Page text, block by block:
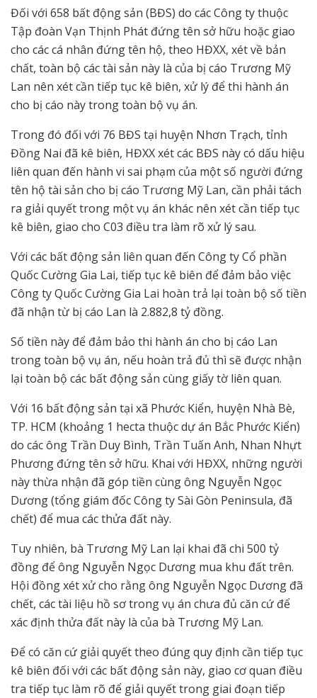
Đối với 658 bất động sản (BĐS) do các Công ty thuộc
Tập đoàn Vạn Thịnh Phát đứng tên sở hữu hoặc giao
cho các cá nhân đứng tên hộ, theo HĐXX, xét về bản
chất, toàn bộ các tài sản này là của bị cáo Trương Mỹ
Lan nên xét cần tiếp tục kê biên, xử lý để thi hành án
cho bị cáo này trong toàn bộ vụ án.
Trong đó đối với 76 BĐS tại huyện Nhơn Trạch, tỉnh
Đồng Nai đã kê biên, HĐXX xét các BĐS này có dấu hiệu
liên quan đến hành vi sai phạm của một số người đứng
tên hộ tài sản cho bị cáo Trương Mỹ Lan, cần phải tách
ra giải quyết trong một vụ án khác nên xét cần tiếp tục
kê biên, giao cho C03 điều tra làm rõ xử lý sau.
Với các bất động sản liên quan đến Công ty Cổ phần
Quốc Cường Gia Lai, tiếp tục kê biên để đảm bảo việc
Công ty Quốc Cường Gia Lai hoàn trả lại toàn bộ số tiền
đã nhận từ bị cáo Lan là 2.882,8 tỷ đồng.
Số tiền này để đảm bảo thi hành án cho bị cáo Lan
trong toàn bộ vụ án, nếu hoàn trả đủ thì sẽ được nhận
lại toàn bộ các bất động sản cùng giấy tờ liên quan.
Với 16 bất động sản tại xã Phước Kiển, huyện Nhà Bè,
TP. HCM (khoảng 1 hecta thuộc dự án Bắc Phước Kiển)
do các ông Trần Duy Bình, Trần Tuấn Anh, Nhan Nhựt
Phương đứng tên sở hữu. Khai với HĐXX, những người
này thừa nhận đã góp tiền cùng ông Nguyễn Ngọc
Dương (tổng giám đốc Công ty Sài Gòn Peninsula, đã
chết) để mua các thửa đất này.
Tuy nhiên, bà Trương Mỹ Lan lại khai đã chi 500 tỷ
đồng để ông Nguyễn Ngọc Dương mua khu đất trên.
Hội đồng xét xử cho rằng ông Nguyễn Ngọc Dương đã
chết, các tài liệu hồ sơ trong vụ án chưa đủ căn cứ để
xác định thửa đất này là của bà Trương Mỹ Lan.
Để có căn cứ giải quyết theo đúng quy định cần tiếp tục
kê biên đối với các bất động sản này, giao cơ quan điều
tra tiếp tục làm rõ để giải quyết trong giai đoạn tiếp